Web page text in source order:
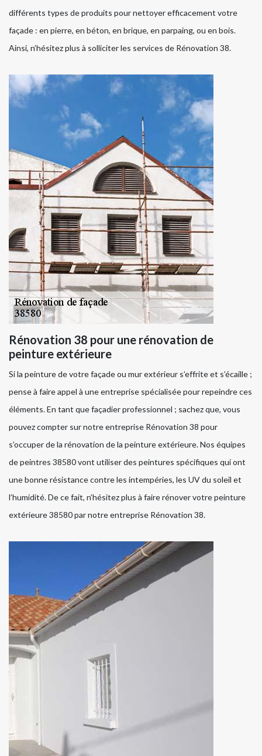
différents types de produits pour nettoyer efficacement votre
façade : en pierre, en béton, en brique, en parpaing, ou en bois.
Ainsi, n’hésitez plus à solliciter les services de Rénovation 38.
Rénovation 38 pour une rénovation de
peinture extérieure
Si la peinture de votre façade ou mur extérieur s’effrite et s’écaille ;
pense à faire appel à une entreprise spécialisée pour repeindre ces
éléments. En tant que façadier professionnel ; sachez que, vous
pouvez compter sur notre entreprise Rénovation 38 pour
s’occuper de la rénovation de la peinture extérieure. Nos équipes
de peintres 38580 vont utiliser des peintures spécifiques qui ont
une bonne résistance contre les intempéries, les UV du soleil et
l’humidité. De ce fait, n’hésitez plus à faire rénover votre peinture
extérieure 38580 par notre entreprise Rénovation 38.